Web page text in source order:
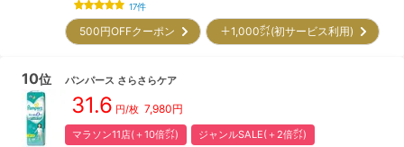
17件
500円OFFクーポン ＋1,000㌽(初サービス利用)
10位 パンパース さらさらケア
31.6 円/枚 7,980円
マラソン11店(＋10倍㌽) ジャンルSALE(＋2倍㌽)